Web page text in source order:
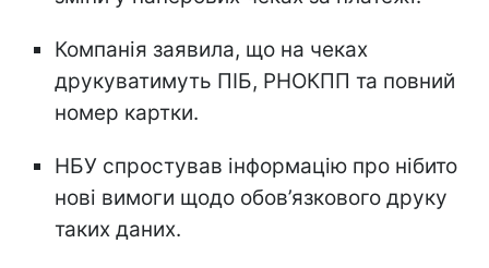
Компанія заявила, що на чеках
друкуватимуть ПІБ, РНОКПП та повний
номер картки.
НБУ спростував інформацію про нібито
нові вимоги щодо обов’язкового друку
таких даних.